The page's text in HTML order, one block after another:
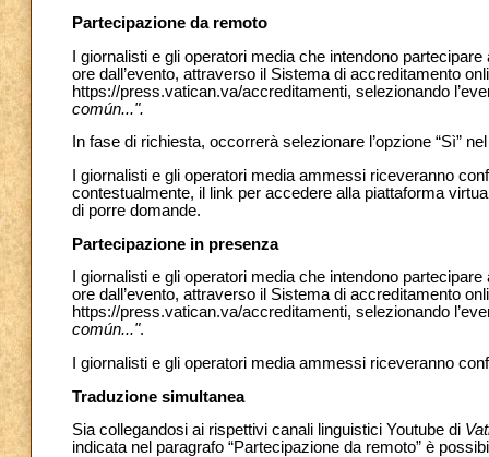
Partecipazione da remoto
I giornalisti e gli operatori media che intendono
ore dall’evento, attraverso il Sistema di accreditamento
https://press.vatican.va/accreditamenti, selezionando
común...".
In fase di richiesta, occorrerà selezionare l’opzione “Sì”
I giornalisti e gli operatori media ammessi riceveranno
contestualmente, il link per accedere alla piattaforma
di porre domande.
Partecipazione in presenza
I giornalisti e gli operatori media che intendono
ore dall’evento, attraverso il Sistema di accreditamento
https://press.vatican.va/accreditamenti, selezionando
común...".
I giornalisti e gli operatori media ammessi riceveranno
Traduzione simultanea
Sia collegandosi ai rispettivi canali linguistici Youtube di
indicata nel paragrafo “Partecipazione da remoto” è